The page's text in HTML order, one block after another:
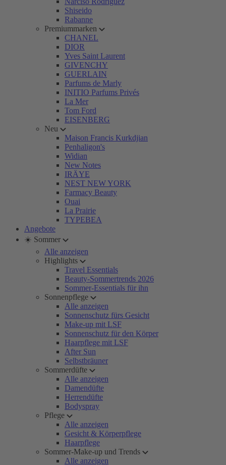
Shiseido
Rabanne
Premiummarken
CHANEL
DIOR
Yves Saint Laurent
GIVENCHY
GUERLAIN
Parfums de Marly
INITIO Parfums Privés
La Mer
Tom Ford
EISENBERG
Neu
Maison Francis Kurkdjian
Penhaligon's
Widian
New Notes
IRÄYE
NEST NEW YORK
Farmacy Beauty
Ouai
La Prairie
TYPEBEA
Angebote
☀️ Sommer
Alle anzeigen
Highlights
Travel Essentials
Beauty-Sommertrends 2026
Sommer-Essentials für ihn
Sonnenpflege
Alle anzeigen
Sonnenschutz fürs Gesicht
Make-up mit LSF
Sonnenschutz für den Körper
Haarpflege mit LSF
After Sun
Selbstbräuner
Sommerdüfte
Alle anzeigen
Damendüfte
Herrendüfte
Bodyspray
Pflege
Alle anzeigen
Gesicht & Körperpflege
Haarpflege
Sommer-Make-up und Trends
Alle anzeigen